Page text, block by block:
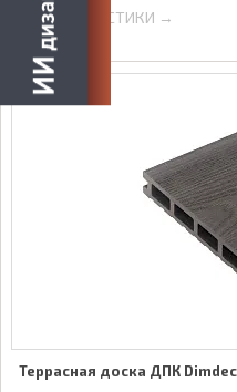
ХАРАКТЕРИСТИКИ →
Террасная доска ДПК